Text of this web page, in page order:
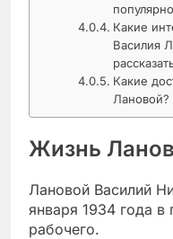
Какие
Василия
Какие
Лановой?
Жизнь
Лановой Василий
января 1934 года
рабочего.